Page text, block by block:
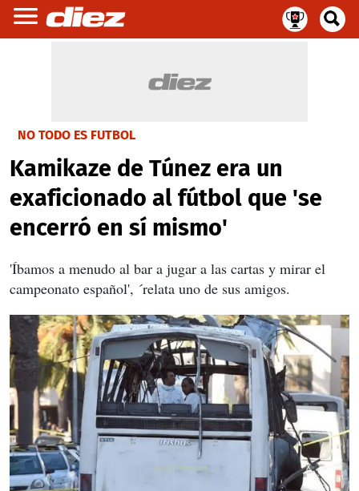
NO TODO ES FUTBOL
Kamikaze de Túnez era un
exaficionado al fútbol que 'se
encerró en sí mismo'
'Íbamos a menudo al bar a jugar a las cartas y mirar el
campeonato español', ´relata uno de sus amigos.
X